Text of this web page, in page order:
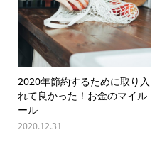
2020年節約するために取り入
れて良かった！お金のマイル
ール
2020.12.31